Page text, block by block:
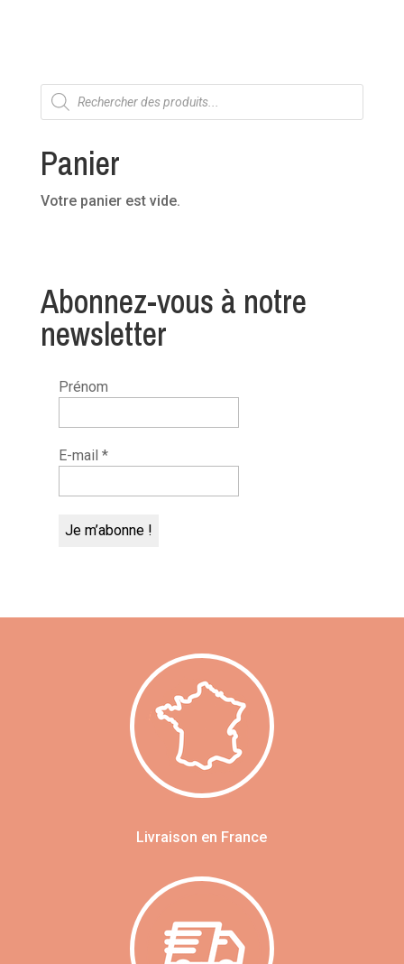
Recherche
de
produits
Panier
Votre panier est vide.
Abonnez-vous à notre
newsletter
Prénom
E-mail *
Livraison en France